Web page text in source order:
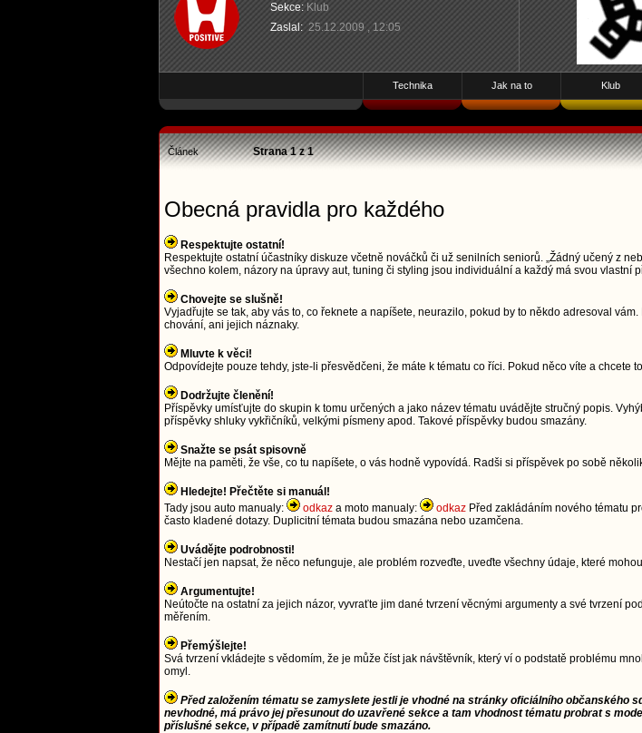
Sekce: Klub
Zaslal: 25.12.2009 , 12:05
Technika Jak na to Klub
Článek Strana1z1
Obecná pravidla pro každého
Respektujte ostatní!
Respektujte ostatní účastníky diskuze včetně nováčků či už senilních seniorů. „Žádný učený z
všechno kolem, názory na úpravy aut, tuning či styling jsou individuální a každý má svou vlastní
Chovejte se slušně!
Vyjadřujte se tak, aby vás to, co řeknete a napíšete, neurazilo, pokud by to někdo adresoval
chování, ani jejich náznaky.
Mluvte k věci!
Odpovídejte pouze tehdy, jste-li přesvědčeni, že máte k tématu co říci. Pokud něco víte a chcete
Dodržujte členění!
Příspěvky umísťujte do skupin k tomu určených a jako název tématu uvádějte stručný popis.
příspěvky shluky vykřičníků, velkými písmeny apod. Takové příspěvky budou smazány.
Snažte se psát spisovně
Mějte na paměti, že vše, co tu napíšete, o vás hodně vypovídá. Radši si příspěvek po sobě
Hledejte! Přečtěte si manuál!
Tady jsou auto manualy:
odkaz a moto manualy: odkaz Před zakládáním nového tématu
často kladené dotazy. Duplicitní témata budou smazána nebo uzamčena.
Uvádějte podrobnosti!
Nestačí jen napsat, že něco nefunguje, ale problém rozveďte, uveďte všechny údaje, které
Argumentujte!
Neútočte na ostatní za jejich názor, vyvraťte jim dané tvrzení věcnými argumenty a své tvrzení
měřením.
Přemýšlejte!
Svá tvrzení vkládejte s vědomím, že je může číst jak návštěvník, který ví o podstatě problému
omyl.
Před založením tématu se zamyslete jestli je vhodné na stránky oficiálního občanského
nevhodné, má právo jej přesunout do uzavřené sekce a tam vhodnost tématu probrat s
příslušné sekce, v případě zamítnutí bude smazáno.